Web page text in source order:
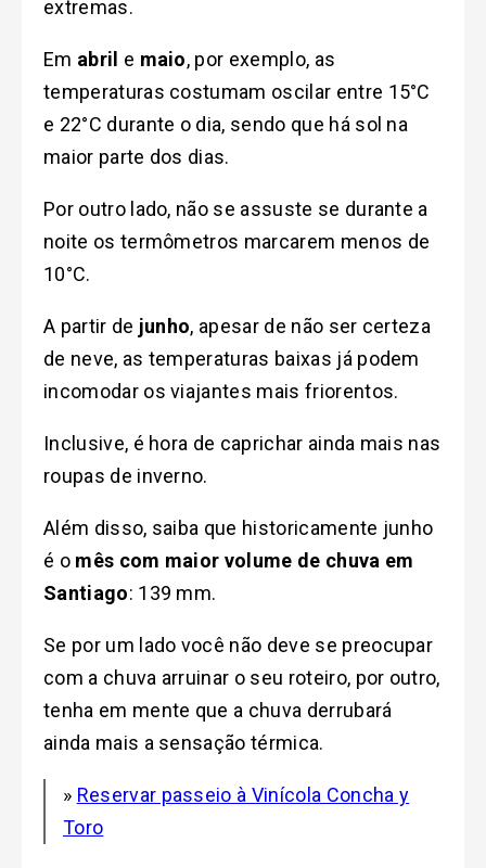
extremas.
Em abril e maio, por exemplo, as
temperaturas costumam oscilar entre 15°C
e 22°C durante o dia, sendo que há sol na
maior parte dos dias.
Por outro lado, não se assuste se durante a
noite os termômetros marcarem menos de
10°C.
A partir de junho, apesar de não ser certeza
de neve, as temperaturas baixas já podem
incomodar os viajantes mais friorentos.
Inclusive, é hora de caprichar ainda mais nas
roupas de inverno.
Além disso, saiba que historicamente junho
é o mês com maior volume de chuva em
Santiago: 139 mm.
Se por um lado você não deve se preocupar
com a chuva arruinar o seu roteiro, por outro,
tenha em mente que a chuva derrubará
ainda mais a sensação térmica.
» Reservar passeio à Vinícola Concha y
Toro